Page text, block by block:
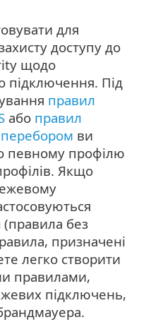
для
доступу до
щодо
підключення. Під
правил
або правил
перебором ви
певному профілю
Якщо
без
призначені
легко створити
правилами,
підключень,